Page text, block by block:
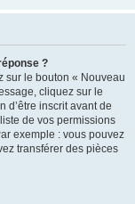
?
sur le bouton « Nouveau
cliquez sur le
d’être inscrit avant de
de vos permissions
exemple : vous pouvez
transférer des pièces